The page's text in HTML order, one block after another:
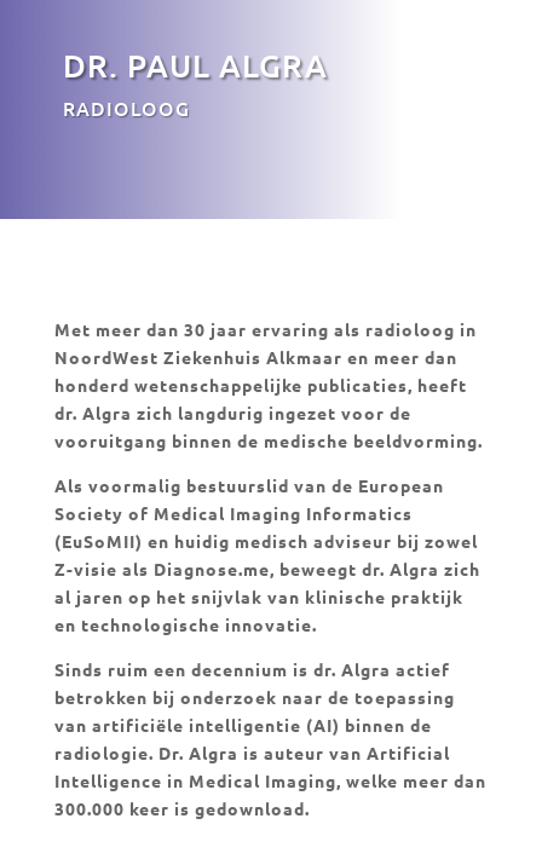
DR. PAUL ALGRA
RADIOLOOG
Met meer dan 30 jaar ervaring als radioloog in
NoordWest Ziekenhuis Alkmaar en meer dan
honderd wetenschappelijke publicaties, heeft
dr. Algra zich langdurig ingezet voor de
vooruitgang binnen de medische beeldvorming.
Als voormalig bestuurslid van de European
Society of Medical Imaging Informatics
(EuSoMII) en huidig medisch adviseur bij zowel
Z-visie als Diagnose.me, beweegt dr. Algra zich
al jaren op het snijvlak van klinische praktijk
en technologische innovatie.
Sinds ruim een decennium is dr. Algra actief
betrokken bij onderzoek naar de toepassing
van artificiële intelligentie (AI) binnen de
radiologie. Dr. Algra is auteur van Artificial
Intelligence in Medical Imaging, welke meer dan
300.000 keer is gedownload.